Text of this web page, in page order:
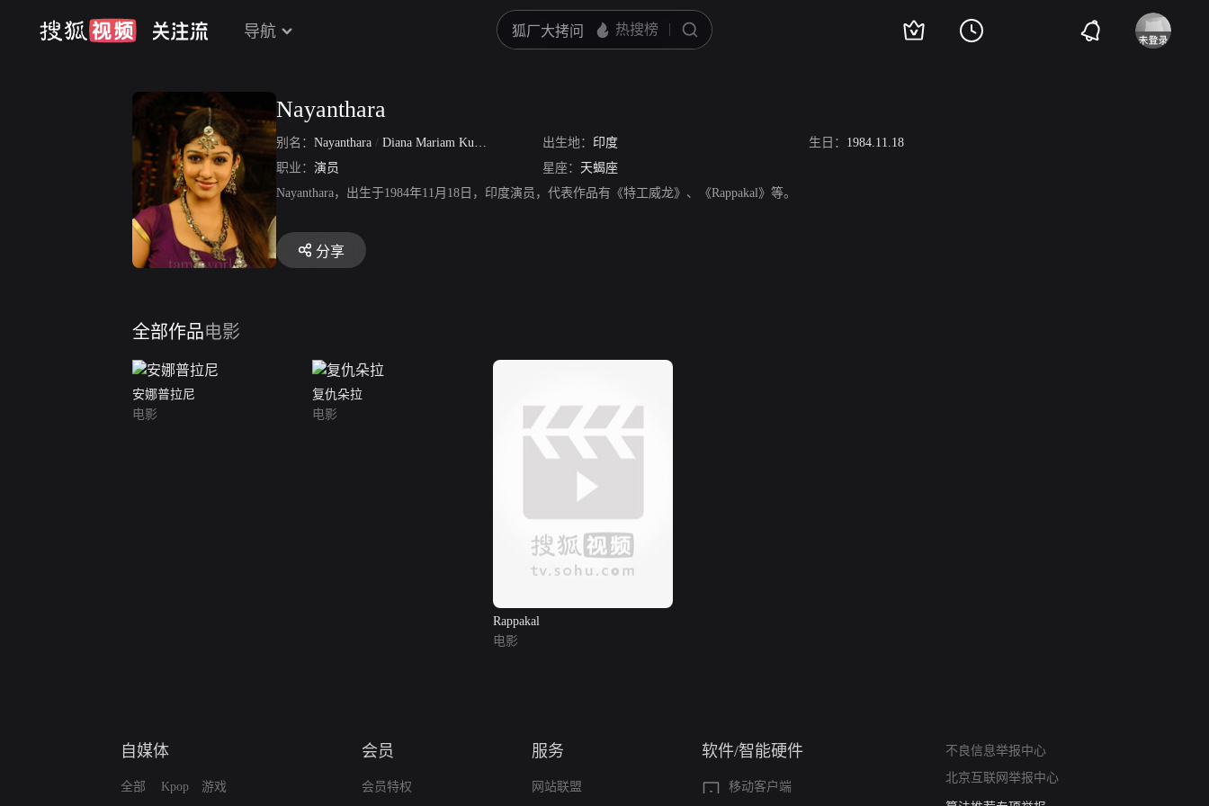
导航
Nayanthara
别名： Nayanthara / Diana Mariam Kurien 出生地： 印度 生日： 1984.11.18
职业： 演员 星座： 天蝎座
Nayanthara，出生于1984年11月18日，印度演员，代表作品有《特工威龙》、《Rappakal》等。
分享
全部作品电影
安娜普拉尼
电影
复仇朵拉
电影
Rappakal
电影
自媒体
全部 Kpop 游戏
会员
会员特权
服务
网站联盟
软件/智能硬件
移动客户端
不良信息举报中心
北京互联网举报中心
算法推荐专项举报